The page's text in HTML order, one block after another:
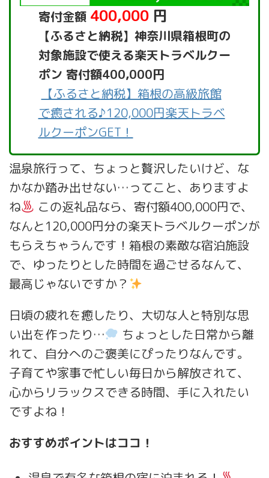
寄付金額 400,000円
【ふるさと納税】神奈川県箱根町の
対象施設で使える楽天トラベルクー
ポン 寄付額400,000円
【ふるさと納税】箱根の高級旅館
で癒される♪120,000円楽天トラベ
ルクーポンGET！
温泉旅行って、ちょっと贅沢したいけど、な
かなか踏み出せない…ってこと、ありますよ
ね
この返礼品なら、寄付額400,000円で、
なんと120,000円分の楽天トラベルクーポンが
もらえちゃうんです！箱根の素敵な宿泊施設
で、ゆったりとした時間を過ごせるなんて、
最高じゃないですか？
日頃の疲れを癒したり、大切な人と特別な思
い出を作ったり…
ちょっとした日常から離
れて、自分へのご褒美にぴったりなんです。
子育てや家事で忙しい毎日から解放されて、
心からリラックスできる時間、手に入れたい
ですよね！
おすすめポイントはココ！